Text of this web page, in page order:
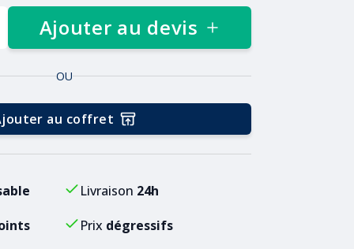
Ajouter au devis
OU
au coffret
Livraison 24h
Prix dégressifs